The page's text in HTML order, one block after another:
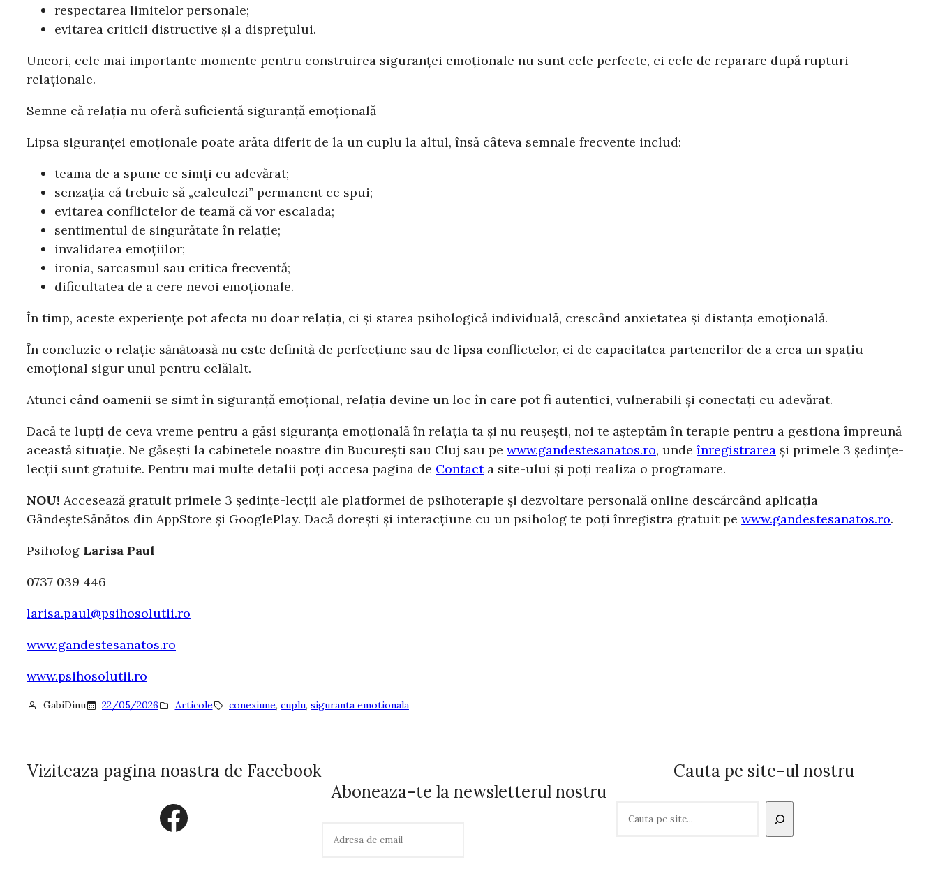
respectarea limitelor personale;
evitarea criticii distructive și a disprețului.
Uneori, cele mai importante momente pentru construirea siguranței emoționale nu sunt cele perfecte, ci cele de reparare după rupturi
relaționale.
Semne că relația nu oferă suficientă siguranță emoțională
Lipsa siguranței emoționale poate arăta diferit de la un cuplu la altul, însă câteva semnale frecvente includ:
teama de a spune ce simți cu adevărat;
senzația că trebuie să „calculezi” permanent ce spui;
evitarea conflictelor de teamă că vor escalada;
sentimentul de singurătate în relație;
invalidarea emoțiilor;
ironia, sarcasmul sau critica frecventă;
dificultatea de a cere nevoi emoționale.
În timp, aceste experiențe pot afecta nu doar relația, ci și starea psihologică individuală, crescând anxietatea și distanța emoțională.
În concluzie o relație sănătoasă nu este definită de perfecțiune sau de lipsa conflictelor, ci de capacitatea partenerilor de a crea un spațiu
emoțional sigur unul pentru celălalt.
Atunci când oamenii se simt în siguranță emoțional, relația devine un loc în care pot fi autentici, vulnerabili și conectați cu adevărat.
Dacă te lupți de ceva vreme pentru a găsi siguranța emoțională în relația ta și nu reușești, noi te așteptăm în terapie pentru a gestiona împreună
această situație. Ne găsești la cabinetele noastre din București sau Cluj sau pe www.gandestesanatos.ro, unde înregistrarea și primele 3 ședințe-
lecții sunt gratuite. Pentru mai multe detalii poți accesa pagina de Contacta site-ului și poți realiza o programare.
NOU! Accesează gratuit primele 3 ședințe-lecții ale platformei de psihoterapie și dezvoltare personală online descărcând aplicația
GândeșteSănătos din AppStore și GooglePlay. Dacă dorești și interacțiune cu un psiholog te poți înregistra gratuit pe www.gandestesanatos.ro.
Psiholog Larisa Paul
0737 039 446
larisa.paul@psihosolutii.ro
www.gandestesanatos.ro
www.psihosolutii.ro
GabiDinu 22/05/2026 Articole conexiune, cuplu, siguranta emotionala
Viziteaza pagina noastra de Facebook
Facebook
Aboneaza-te la newsletterul nostru
Cauta pe site-ul nostru